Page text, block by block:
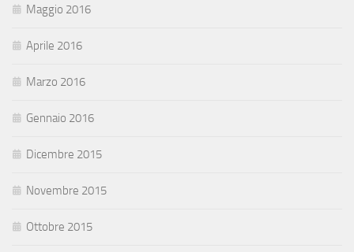
Maggio 2016
Aprile 2016
Marzo 2016
Gennaio 2016
Dicembre 2015
Novembre 2015
Ottobre 2015